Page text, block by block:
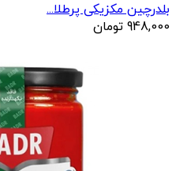
بلدرچین مکزیکی پرطلا...
948,000 تومان